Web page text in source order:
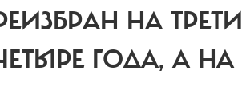
НА
ГОДА, А НА